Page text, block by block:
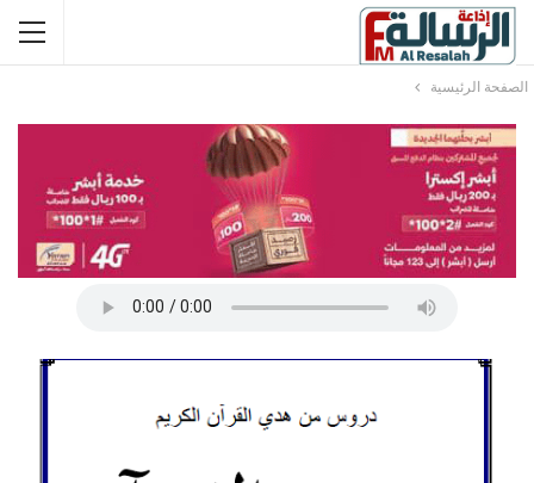
الصفحة الرئيسية